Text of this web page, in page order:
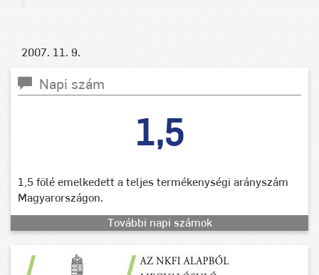
2007. 11. 9.
Napi szám
1,5
1,5 fölé emelkedett a teljes termékenységi arányszám
Magyarországon.
További napi számok